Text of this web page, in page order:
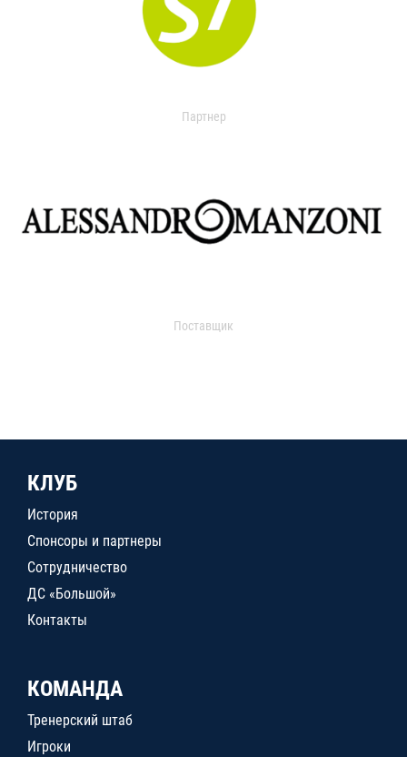
Партнер
Поставщик
КЛУБ
История
Спонсоры и партнеры
Сотрудничество
ДС «Большой»
Контакты
КОМАНДА
Тренерский штаб
Игроки